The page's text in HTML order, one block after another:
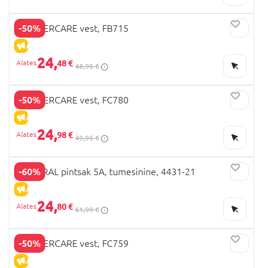
-50%
ALLAHINDLUS
MOTHERCARE vest, FB715
24,48 € 48,95 €
-50%
ALLAHINDLUS
MOTHERCARE vest, FC780
24,98 € 49,95 €
-60%
ALLAHINDLUS
MAYORAL pintsak 5A, tumesinine, 4431-21
24,80 € 61,99 €
-50%
ALLAHINDLUS
MOTHERCARE vest, FC759